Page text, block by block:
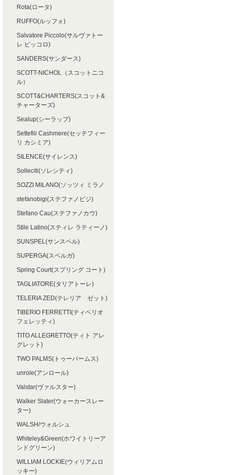
Rota(ロータ)
RUFFO(ルッフォ)
Salvatore Piccolo(サルヴァトー
レ ピッコロ)
SANDERS(サンダース)
SCOTT-NICHOL（スコットニコ
ル）
SCOTT&CHARTERS(スコット&
チャーターズ)
Sealup(シーラップ)
Settefili Cashmere(セッテフィー
リ カシミア)
SILENCE(サイレンス)
Solleciti(ソレシティ)
SOZZI MILANO(ソッツィ ミラノ
stefanobigi(ステファノビジ)
Stefano Cau(ステファノカウ)
Stile Latino(スティレ ラティーノ)
SUNSPEL(サンスペル)
SUPERGA(スペルガ)
Spring Court(スプリング コート)
TAGLIATORE(タリアトーレ)
TELERIA ZED(テレリア ゼット)
TIBERIO FERRETTI(ティベリオ
フェレッティ)
TITO ALLEGRETTO(ティト アレ
グレット)
TWO PALMS(トゥーパームス)
unrole(アンロール)
Valstar(ヴァルスター)
Walker Slater(ウォーカースレー
ター)
WALSH/ウォルシュ
Whiteley&Green(ホワイトリーア
ンドグリーン)
WILLIAM LOCKIE(ウィリアムロ
ッキー)